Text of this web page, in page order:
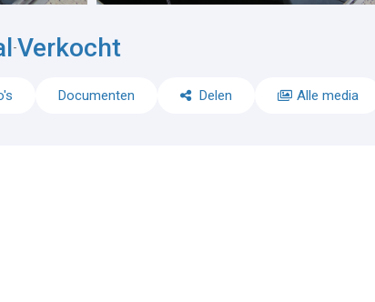
-Verkocht
Documenten Delen Alle media